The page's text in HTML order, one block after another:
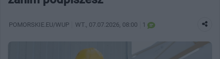
POMORSKIE.EU/WUP WT. , 07.07.2026, 08:00 1